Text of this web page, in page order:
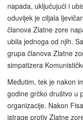
napada, uključujući i
oduvijek je ciljala
članova Zlatne zore
ubila jednoga od njih.
grupa članova Zlatne
simpatizera
Međutim, tek je nakon
godine grčko društvo u
organizacije. Nakon
istrage protiv Zlatne